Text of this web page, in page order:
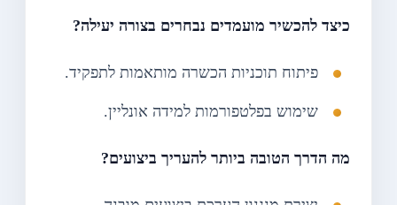
כיצד להכשיר מועמדים נבחרים בצורה יעילה?
פיתוח תוכניות הכשרה מותאמות לתפקיד.
שימוש בפלטפורמות למידה אונליין.
מה הדרך הטובה ביותר להעריך ביצועים?